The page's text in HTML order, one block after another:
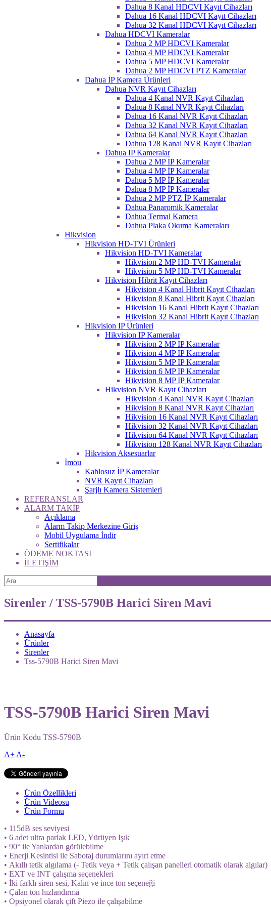
Dahua 8 Kanal HDCVI Kayıt Cihazları
Dahua 16 Kanal HDCVI Kayıt Cihazları
Dahua 32 Kanal HDCVI Kayıt Cihazları
Dahua HDCVI Kameralar
Dahua 2 MP HDCVI Kameralar
Dahua 4 MP HDCVI Kameralar
Dahua 5 MP HDCVI Kameralar
Dahua 2 MP HDCVI PTZ Kameralar
Dahua İP Kamera Ürünleri
Dahua NVR Kayıt Cihazları
Dahua 4 Kanal NVR Kayıt Cihazları
Dahua 8 Kanal NVR Kayıt Cihazları
Dahua 16 Kanal NVR Kayıt Cihazları
Dahua 32 Kanal NVR Kayıt Cihazları
Dahua 64 Kanal NVR Kayıt Cihazları
Dahua 128 Kanal NVR Kayıt Cihazları
Dahua IP Kameralar
Dahua 2 MP İP Kameralar
Dahua 4 MP İP Kameralar
Dahua 5 MP İP Kameralar
Dahua 8 MP İP Kameralar
Dahua 2 MP PTZ İP Kameralar
Dahua Panaromik Kameralar
Dahua Termal Kamera
Dahua Plaka Okuma Kameraları
Hikvision
Hikvision HD-TVI Ürünleri
Hikvision HD-TVI Kameralar
Hikvision 2 MP HD-TVI Kameralar
Hikvision 5 MP HD-TVI Kameralar
Hikvision Hibrit Kayıt Cihazları
Hikvision 4 Kanal Hibrit Kayıt Cihazları
Hikvision 8 Kanal Hibrit Kayıt Cihazları
Hikvision 16 Kanal Hibrit Kayıt Cihazları
Hikvision 32 Kanal Hibrit Kayıt Cihazları
Hikvision IP Ürünleri
Hikvision IP Kameralar
Hikvision 2 MP IP Kameralar
Hikvision 4 MP IP Kameralar
Hikvision 5 MP IP Kameralar
Hikvision 6 MP IP Kameralar
Hikvision 8 MP IP Kameralar
Hikvision NVR Kayıt Cihazları
Hikvision 4 Kanal NVR Kayıt Cihazları
Hikvision 8 Kanal NVR Kayıt Cihazları
Hikvision 16 Kanal NVR Kayıt Cihazları
Hikvision 32 Kanal NVR Kayıt Cihazları
Hikvision 64 Kanal NVR Kayıt Cihazları
Hikvision 128 Kanal NVR Kayıt Cihazları
Hikvision Aksesuarlar
İmou
Kablosuz İP Kameralar
NVR Kayıt Cihazları
Şarjlı Kamera Sistemleri
REFERANSLAR
ALARM TAKİP
Açıklama
Alarm Takip Merkezine Giriş
Mobil Uygulama İndir
Sertifikalar
ÖDEME NOKTASI
İLETİŞİM
Sirenler / TSS-5790B Harici Siren Mavi
Anasayfa
Ürünler
Sirenler
Tss-5790B Harici Siren Mavi
TSS-5790B Harici Siren Mavi
Ürün Kodu TSS-5790B
A+ A-
Ürün Özellikleri
Ürün Videosu
Ürün Formu
• 115dB ses seviyesi
• 6 adet ultra parlak LED, Yürüyen Işık
• 90° ile Yanlardan görülebilme
• Enerji Kesintisi ile Sabotaj durumlarını ayırt etme
• Akıllı tetik algılama (- Tetik veya + Tetik çalışan panelleri otomatik olarak algılar)
• EXT ve INT çalışma seçenekleri
• İki farklı siren sesi, Kalın ve ince ton seçeneği
• Çalan ton hızlandırma
• Opsiyonel olarak çift Piezo ile çalışabilme